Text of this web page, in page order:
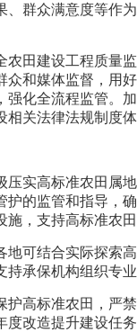
、群众满意度等作
农田建设工程质量
众和媒体监督，用
强化全流程监管。
关法律法规制度体
压实高标准农田
护的监管和指导，
施，支持高标准农
地可结合实际探
承保机构组织专
护高标准农田，
度改造提升建设任